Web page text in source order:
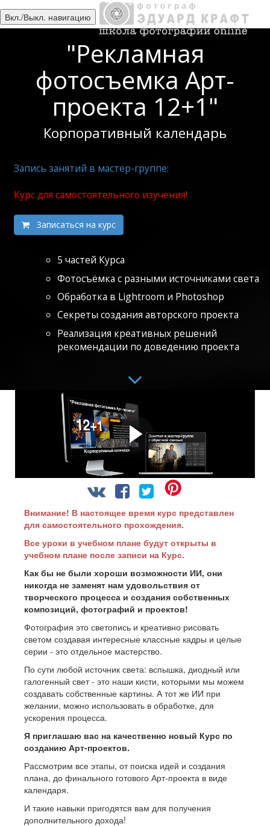
Вкл./Выкл. навигацию
"Рекламная
фотосъемка Арт-
проекта 12+1"
Корпоративный календарь
Запись занятий в мастер-группе:
Курс для самостоятельного изучения!
Записаться на курс
5 частей Курса
Фотосъёмка с разными источниками света
Обработка в Lightroom и Photoshop
Секреты создания авторского проекта
Реализация креативных решений
рекомендации по доведению проекта
Посмотрите
вступительное видео
Что вас ждёт на занятиях Курса!
Внимание! В настоящее время курс представлен
для самостоятельного прохождения.
Все уроки в учебном плане будут открыты в
учебном плане после записи на Курс.
Как бы не были хороши возможности ИИ, они
никогда не заменят нам удовольствия от
творческого процесса и создания собственных
композиций, фотографий и проектов!
Фотография это светопись и креативно рисовать
светом создавая интересные классные кадры и целые
серии - это отдельное мастерство.
По сути любой источник света: вспышка, диодный или
галогенный свет - это наши кисти, которыми мы можем
создавать собственные картины. А тот же ИИ при
желании, можно использовать в обработке, для
ускорения процесса.
Я приглашаю вас на качественно новый Курс по
созданию Арт-проектов.
Рассмотрим все этапы, от поиска идей и создания
плана, до финального готового Арт-проекта в виде
календаря.
И такие навыки пригодятся вам для получения
дополнительного дохода!